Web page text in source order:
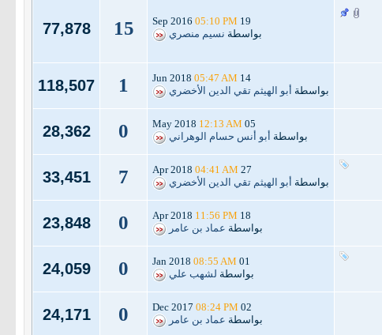
19 Sep 2016
05:10 PM
بواسطة نسيم منصري 15
77,878
14 Jun 2018
05:47 AM
بواسطة أبو الهيثم تقي الدين الأخضري 1
118,507
05 May 2018
12:13 AM
بواسطة أبو أنس حسام الوهراني 0
28,362
27 Apr 2018
04:41 AM
بواسطة أبو الهيثم تقي الدين الأخضري 7
33,451
18 Apr 2018
11:56 PM
بواسطة عماد بن عامر 0
23,848
01 Jan 2018
08:55 AM
بواسطة لشهب علي 0
24,059
02 Dec 2017
08:24 PM
بواسطة عماد بن عامر 0
24,171